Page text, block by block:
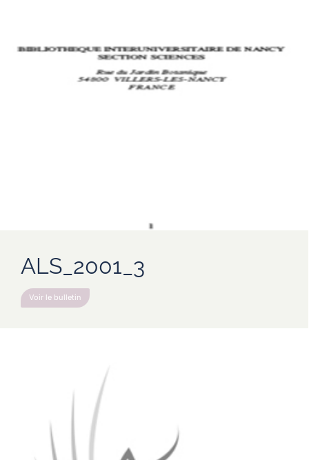
ALS_2001_3
Voir le bulletin